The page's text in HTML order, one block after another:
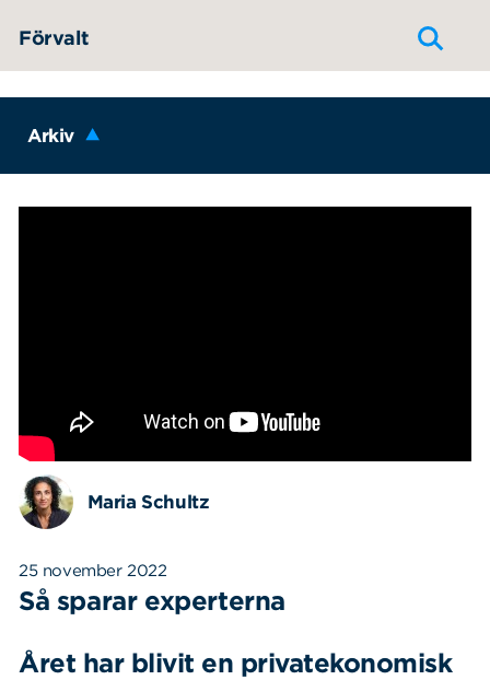
Förvalt
Arkiv
Maria Schultz
25 november 2022
Så sparar experterna
Året har blivit en privatekonomisk